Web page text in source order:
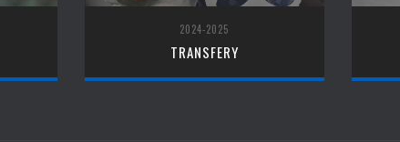
2024-2025
TRANSFERY